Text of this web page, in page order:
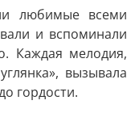
любимые всеми
и вспоминали
Каждая мелодия,
вызывала
гордости.